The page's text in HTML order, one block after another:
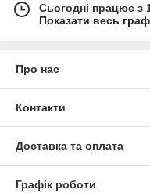
Сьогодні працює з
Показати весь
Про нас
Контакти
Доставка та оплата
Графік роботи